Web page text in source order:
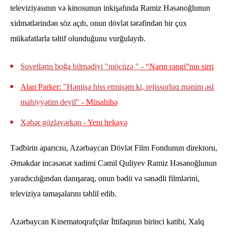
televiziyasının və kinosunun inkişafında Ramiz Həsənoğlunun
xidmətlərindən söz açıb, onun dövlət tərəfindən bir çox
mükafatlarla təltif olunduğunu vurğulayıb.
Sovetlərin boğa bilmədiyi "möcüzə " - “Narın rəngi”nin sirri
Alan Parker: "Həmişə hiss etmişəm ki, rejissorluq mənim əsl
mahiyyətim deyil" - Müsahibə
Xəbər gözləyərkən - Yeni hekayə
Tədbirin aparıcısı, Azərbaycan Dövlət Film Fondunun direktoru,
Əməkdar incəsənət xadimi Cəmil Quliyev Ramiz Həsənoğlunun
yaradıcılığından danışaraq, onun bədii və sənədli filmlərini,
televiziya tamaşalarını təhlil edib.
Azərbaycan Kinematoqrafçılar İttifaqının birinci katibi, Xalq